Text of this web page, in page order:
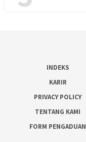
INDEKS
KARIR
PRIVACY POLICY
TENTANG KAMI
FORM PENGADUAN